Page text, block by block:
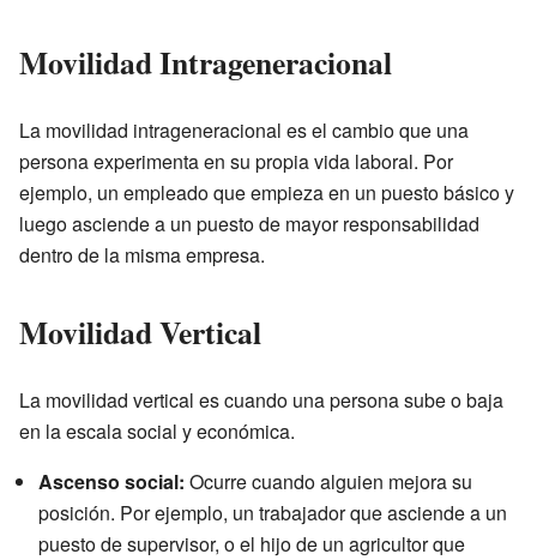
Movilidad Intrageneracional
La movilidad intrageneracional es el cambio que una
persona experimenta en su propia vida laboral. Por
ejemplo, un empleado que empieza en un puesto básico y
luego asciende a un puesto de mayor responsabilidad
dentro de la misma empresa.
Movilidad Vertical
La movilidad vertical es cuando una persona sube o baja
en la escala social y económica.
Ascenso social: Ocurre cuando alguien mejora su
posición. Por ejemplo, un trabajador que asciende a un
puesto de supervisor, o el hijo de un agricultor que